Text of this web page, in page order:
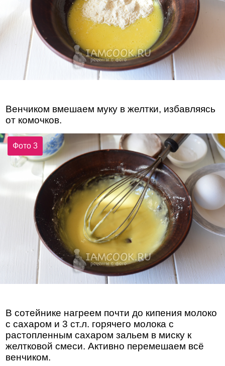
Венчиком вмешаем муку в желтки, избавляясь
от комочков.
Фото 3
В сотейнике нагреем почти до кипения молоко
с сахаром и 3 ст.л. горячего молока с
растопленным сахаром зальем в миску к
желтковой смеси. Активно перемешаем всё
венчиком.